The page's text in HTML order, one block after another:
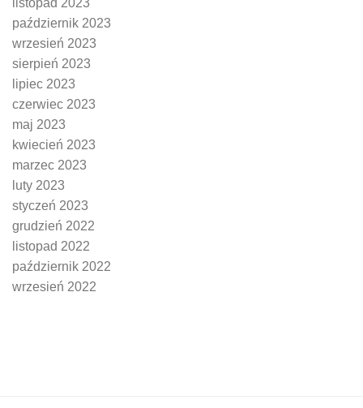
październik 2023
wrzesień 2023
sierpień 2023
lipiec 2023
czerwiec 2023
maj 2023
kwiecień 2023
marzec 2023
luty 2023
styczeń 2023
grudzień 2022
listopad 2022
październik 2022
wrzesień 2022